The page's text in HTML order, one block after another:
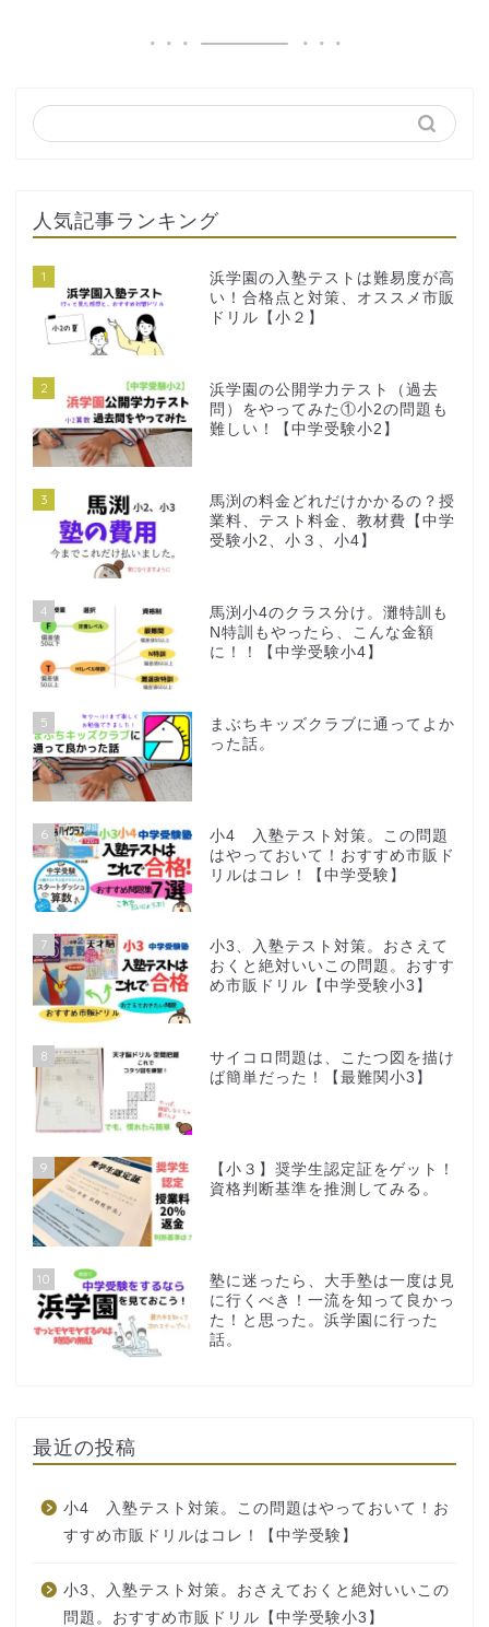
人気記事ランキング
1
浜学園の入塾テストは難易度が高
い！合格点と対策、オススメ市販
ドリル【小２】
2
浜学園の公開学力テスト（過去
問）をやってみた①小2の問題も
難しい！【中学受験小2】
3
馬渕の料金どれだけかかるの？授
業料、テスト料金、教材費【中学
受験小2、小３、小4】
4
馬渕小4のクラス分け。灘特訓も
N特訓もやったら、こんな金額
に！！【中学受験小4】
5
まぶちキッズクラブに通ってよか
った話。
6
小4 入塾テスト対策。この問題
はやっておいて！おすすめ市販ド
リルはコレ！【中学受験】
7
小3、入塾テスト対策。おさえて
おくと絶対いいこの問題。おすす
め市販ドリル【中学受験小3】
8
サイコロ問題は、こたつ図を描け
ば簡単だった！【最難関小3】
9
【小３】奨学生認定証をゲット！
資格判断基準を推測してみる。
10
塾に迷ったら、大手塾は一度は見
に行くべき！一流を知って良かっ
た！と思った。浜学園に行った
話。
最近の投稿
小4 入塾テスト対策。この問題はやっておいて！お
すすめ市販ドリルはコレ！【中学受験】
小3、入塾テスト対策。おさえておくと絶対いいこの
問題。おすすめ市販ドリル【中学受験小3】